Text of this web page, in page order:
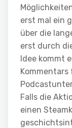
erst mal ein
über die
erst durch
Idee kommt
Falls die
einen